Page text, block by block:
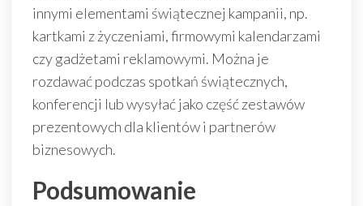
innymi elementami świątecznej kampanii, np.
kartkami z życzeniami, firmowymi kalendarzami
czy gadżetami reklamowymi. Można je
rozdawać podczas spotkań świątecznych,
konferencji lub wysyłać jako część zestawów
prezentowych dla klientów i partnerów
biznesowych.
Podsumowanie